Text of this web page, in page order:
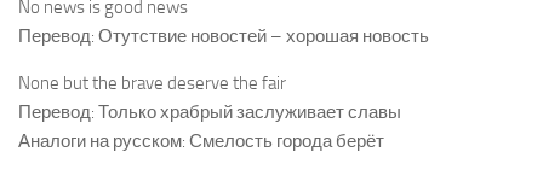
No news is good news
Перевод: Отутствие новостей – хорошая новость
None but the brave deserve the fair
Перевод: Только храбрый заслуживает славы
Аналоги на русском: Смелость города берёт